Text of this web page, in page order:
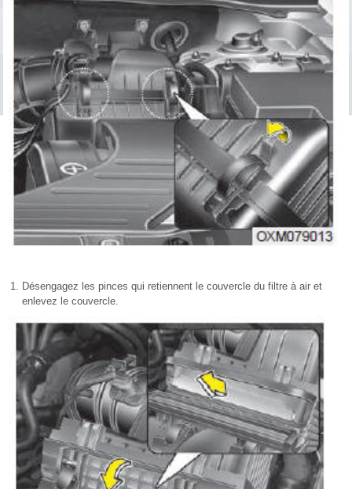
Désengagez les pinces qui retiennent le couvercle du filtre à air et
enlevez le couvercle.